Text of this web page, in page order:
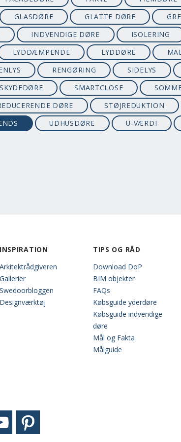
GLASDØRE GLATTE DØRE
INDVENDIGE DØRE ISOLERING
LYDDÆMPENDE LYDDØRE
RENGØRING SIDELYS
SKYDEDØRE SMARTCLOSE
DØRE STØJREDUKTION
UDHUSDØRE U-VÆRDI
INSPIRATION
Arkitektrådgiveren
Gallerier
Swedoorbloggen
Designværktøj
TIPS OG RÅD
Download DoP
BIM objekter
FAQs
Købsguide yderdøre
Købsguide indvendige
døre
Mål og Fakta
Målguide